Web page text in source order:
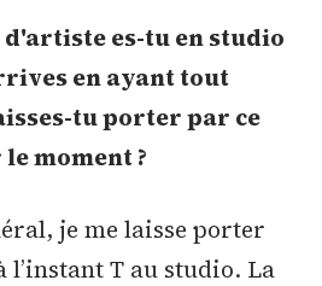
d'artiste es-tu en studio
en ayant tout
tu porter par ce
moment ?
je me laisse porter
T au studio. La